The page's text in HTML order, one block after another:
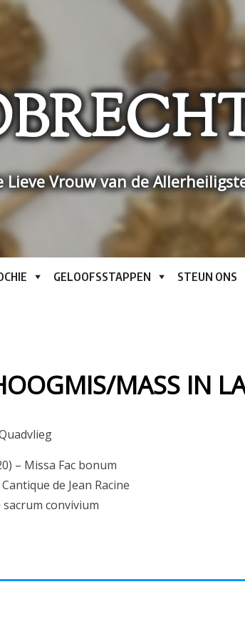
Lieve Vrouw van de
GELOOFSSTAPPEN STEUN ONS
MASS IN
– Missa Fac bonum
de Jean Racine
sacrum convivium